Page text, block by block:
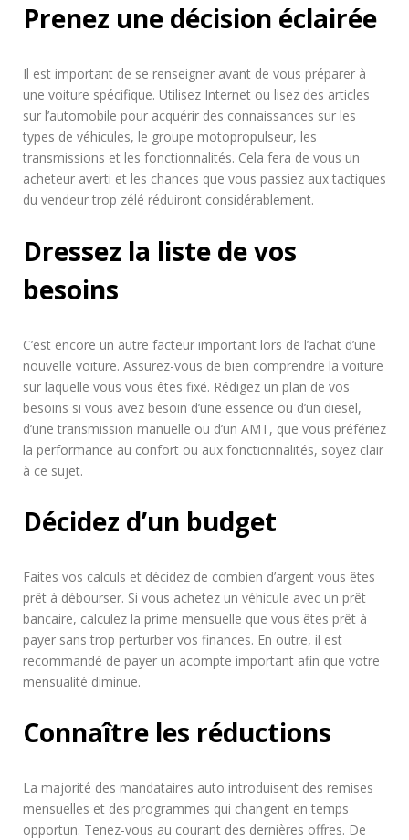
Prenez une décision éclairée
Il est important de se renseigner avant de vous préparer à
une voiture spécifique. Utilisez Internet ou lisez des articles
sur l’automobile pour acquérir des connaissances sur les
types de véhicules, le groupe motopropulseur, les
transmissions et les fonctionnalités. Cela fera de vous un
acheteur averti et les chances que vous passiez aux tactiques
du vendeur trop zélé réduiront considérablement.
Dressez la liste de vos
besoins
C’est encore un autre facteur important lors de l’achat d’une
nouvelle voiture. Assurez-vous de bien comprendre la voiture
sur laquelle vous vous êtes fixé. Rédigez un plan de vos
besoins si vous avez besoin d’une essence ou d’un diesel,
d’une transmission manuelle ou d’un AMT, que vous préfériez
la performance au confort ou aux fonctionnalités, soyez clair
à ce sujet.
Décidez d’un budget
Faites vos calculs et décidez de combien d’argent vous êtes
prêt à débourser. Si vous achetez un véhicule avec un prêt
bancaire, calculez la prime mensuelle que vous êtes prêt à
payer sans trop perturber vos finances. En outre, il est
recommandé de payer un acompte important afin que votre
mensualité diminue.
Connaître les réductions
La majorité des mandataires auto introduisent des remises
mensuelles et des programmes qui changent en temps
opportun. Tenez-vous au courant des dernières offres. De